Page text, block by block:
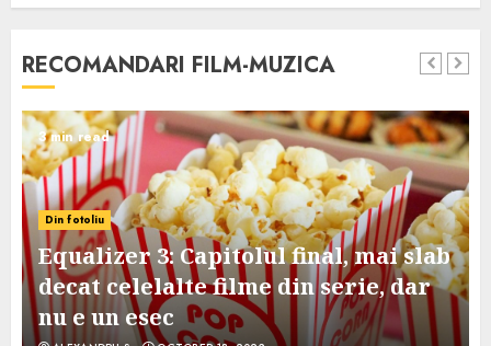
RECOMANDARI FILM-MUZICA
3 min read
Din fotoliu
Equalizer 3: Capitolul final, mai slab
decat celelalte filme din serie, dar
nu e un esec